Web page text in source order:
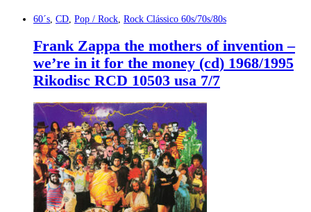
60´s, CD, Pop / Rock, Rock Clássico 60s/70s/80s
Frank Zappa the mothers of invention –
we’re in it for the money (cd) 1968/1995
Rikodisc RCD 10503 usa 7/7